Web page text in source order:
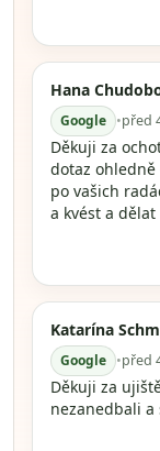
Hana
Google •před
Děkuji za
dotaz
po vašich
a kvést a
Katarína
Google •před
Děkuji za
nezanedbali